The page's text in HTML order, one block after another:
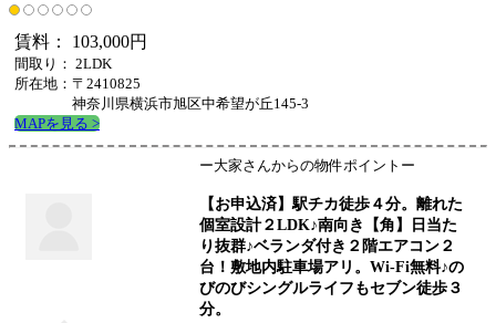
賃料： 103,000円
間取り： 2LDK
所在地：〒2410825
神奈川県横浜市旭区中希望が丘145-3
MAPを見る >
ー大家さんからの物件ポイントー
【お申込済】駅チカ徒歩４分。離れた
個室設計２LDK♪南向き【角】日当た
り抜群♪ベランダ付き２階エアコン２
台！敷地内駐車場アリ。Wi-Fi無料♪の
びのびシングルライフもセブン徒歩３
分。